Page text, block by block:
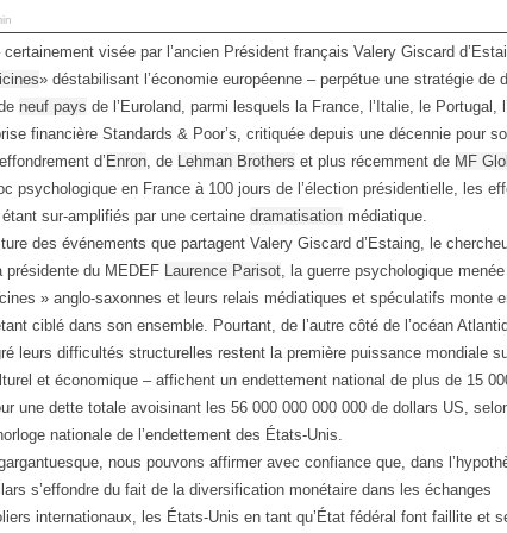
visée par l’ancien Président français Valery Giscard
» déstabilisant l’économie européenne – perpétue une stratégie de
neuf pays de l’Euroland, parmi lesquels la France, l’Italie, le Portugal,
financière Standards & Poor’s, critiquée depuis une décennie pour
d’Enron, de Lehman Brothers et plus récemment de MF
psychologique en France à 100 jours de l’élection présidentielle, les
sur-amplifiés par une certaine dramatisation médiatique.
des événements que partagent Valery Giscard d’Estaing, le
présidente du MEDEF Laurence Parisot, la guerre psychologique
» anglo-saxonnes et leurs relais médiatiques et spéculatifs monte
ciblé dans son ensemble. Pourtant, de l’autre côté de l’océan
leurs difficultés structurelles restent la première puissance mondiale
et économique – affichent un endettement national de plus de 15
une dette totale avoisinant les 56 000 000 000 000 de dollars US,
nationale de l’endettement des États-Unis.
nous pouvons affirmer avec confiance que, dans
s’effondre du fait de la diversification monétaire dans les échanges
internationaux, les États-Unis en tant qu’État fédéral font faillite et